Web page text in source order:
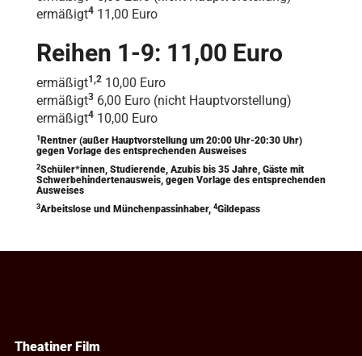
ermäßigt4 11,00 Euro
Reihen 1-9: 11,00 Euro
ermäßigt1,2 10,00 Euro
ermäßigt3 6,00 Euro (nicht Hauptvorstellung)
ermäßigt4 10,00 Euro
1 Rentner (außer Hauptvorstellung um 20:00 Uhr-20:30 Uhr)
gegen Vorlage des entsprechenden Ausweises
2Schüler*innen, Studierende, Azubis bis 35 Jahre, Gäste mit
Schwerbehindertenausweis, gegen Vorlage des entsprechenden
Ausweises
3Arbeitslose und Münchenpassinhaber, 4Gildepass
Theatiner Film